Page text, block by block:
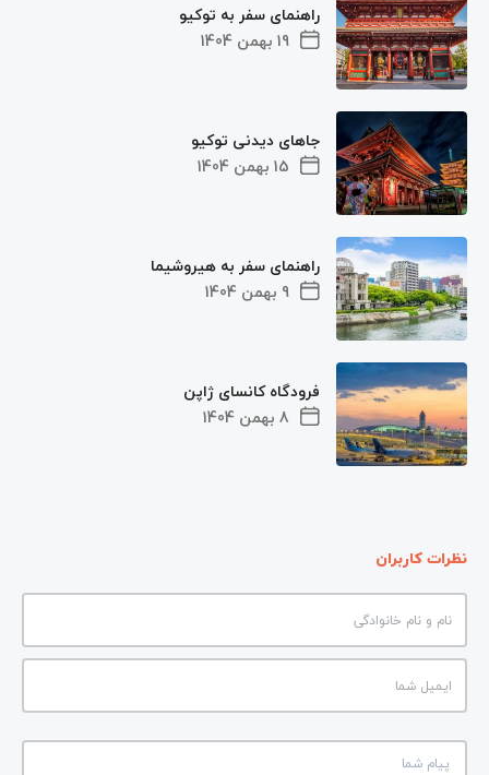
19 بهمن 1404
راهنمای سفر به توکیو
15 بهمن 1404
جاهای دیدنی توکیو
9 بهمن 1404
راهنمای سفر به هیروشیما
8 بهمن 1404
فرودگاه کانسای ژاپن
نظرات کاربران